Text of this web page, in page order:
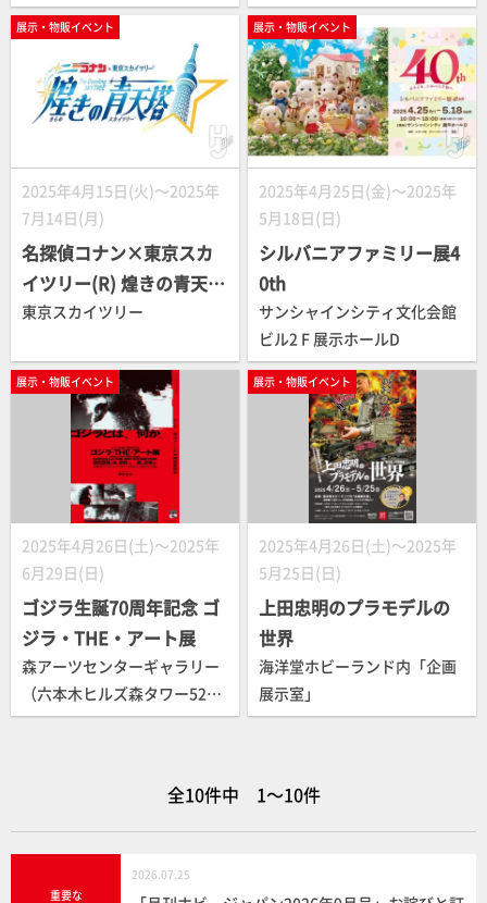
展示・物販イベント
2025年4月15日(火)～2025年
7月14日(月)
名探偵コナン×東京スカ
イツリー(R) 煌きの青天塔
(スカイツリー)
東京スカイツリー
展示・物販イベント
2025年4月25日(金)～2025年
5月18日(日)
シルバニアファミリー展4
0th
サンシャインシティ文化会館
ビル2 F 展示ホールD
展示・物販イベント
2025年4月26日(土)～2025年
6月29日(日)
ゴジラ生誕70周年記念 ゴ
ジラ・THE・アート展
森アーツセンターギャラリー
（六本木ヒルズ森タワー52
階）
展示・物販イベント
2025年4月26日(土)～2025年
5月25日(日)
上田忠明のプラモデルの
世界
海洋堂ホビーランド内「企画
展示室」
全10件中 1～10件
重要な
2026.07.25